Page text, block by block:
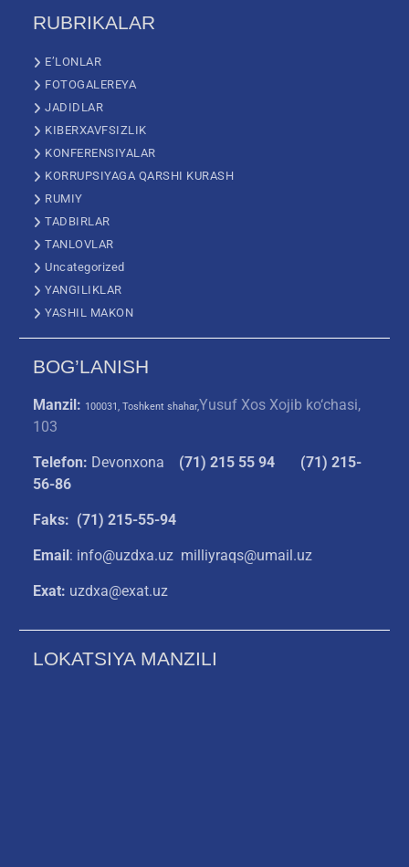
RUBRIKALAR
E’LONLAR
FOTOGALEREYA
JADIDLAR
KIBERXAVFSIZLIK
KONFERENSIYALAR
KORRUPSIYAGA QARSHI KURASH
RUMIY
TADBIRLAR
TANLOVLAR
Uncategorized
YANGILIKLAR
YASHIL MAKON
BOG’LANISH
Manzil: 100031, Toshkent shahar,Yusuf Xos Xojib ko‘chasi,
103
Telefon: Devonxona (71) 215 55 94
(71) 215-
56-86
Faks: (71) 215-55-94
Email: info@uzdxa.uz milliyraqs@umail.uz
Exat: uzdxa@exat.uz
LOKATSIYA MANZILI